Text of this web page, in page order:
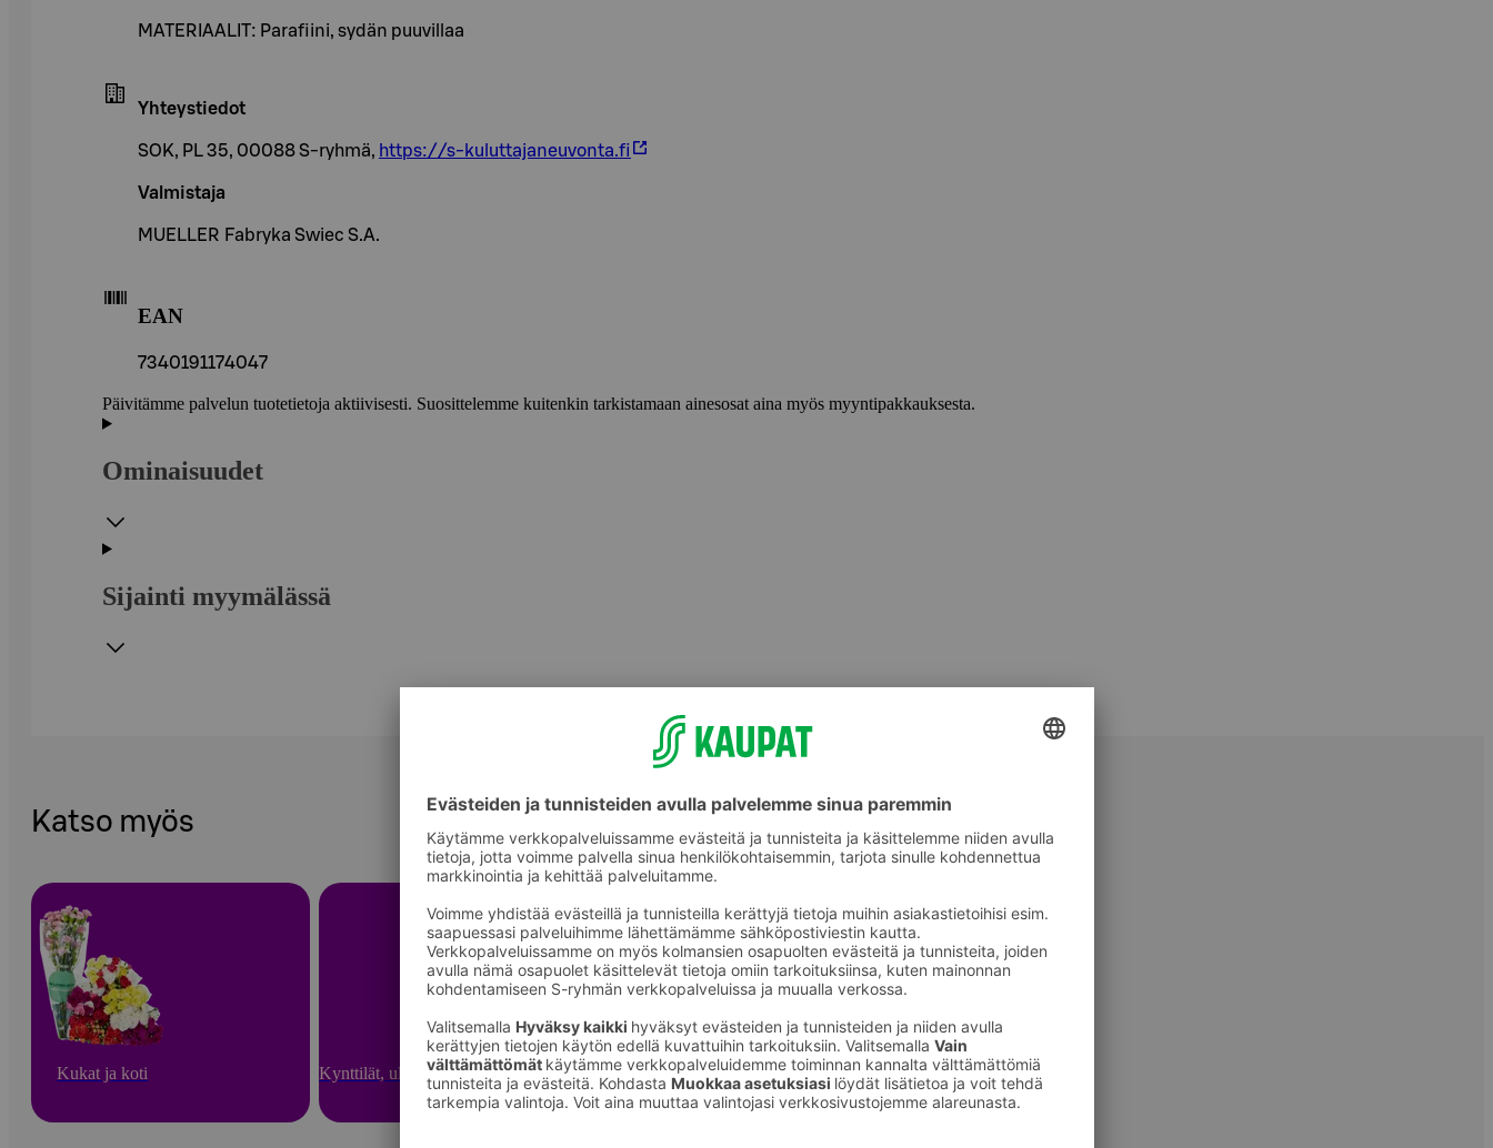
MATERIAALIT: Parafiini, sydän puuvillaa
Yhteystiedot
SOK, PL 35, 00088 S-ryhmä, https://s-kuluttajaneuvonta.fi
Valmistaja
MUELLER Fabryka Swiec S.A.
EAN
7340191174047
Päivitämme palvelun tuotetietoja aktiivisesti. Suosittelemme kuitenkin tarkistamaan ainesosat aina myös myyntipakkauksesta.
Ominaisuudet
Sijainti myymälässä
Katso myös
Kukat ja koti Kynttilät, ulkotulet ja huonetuoksut Sisäkynttilät